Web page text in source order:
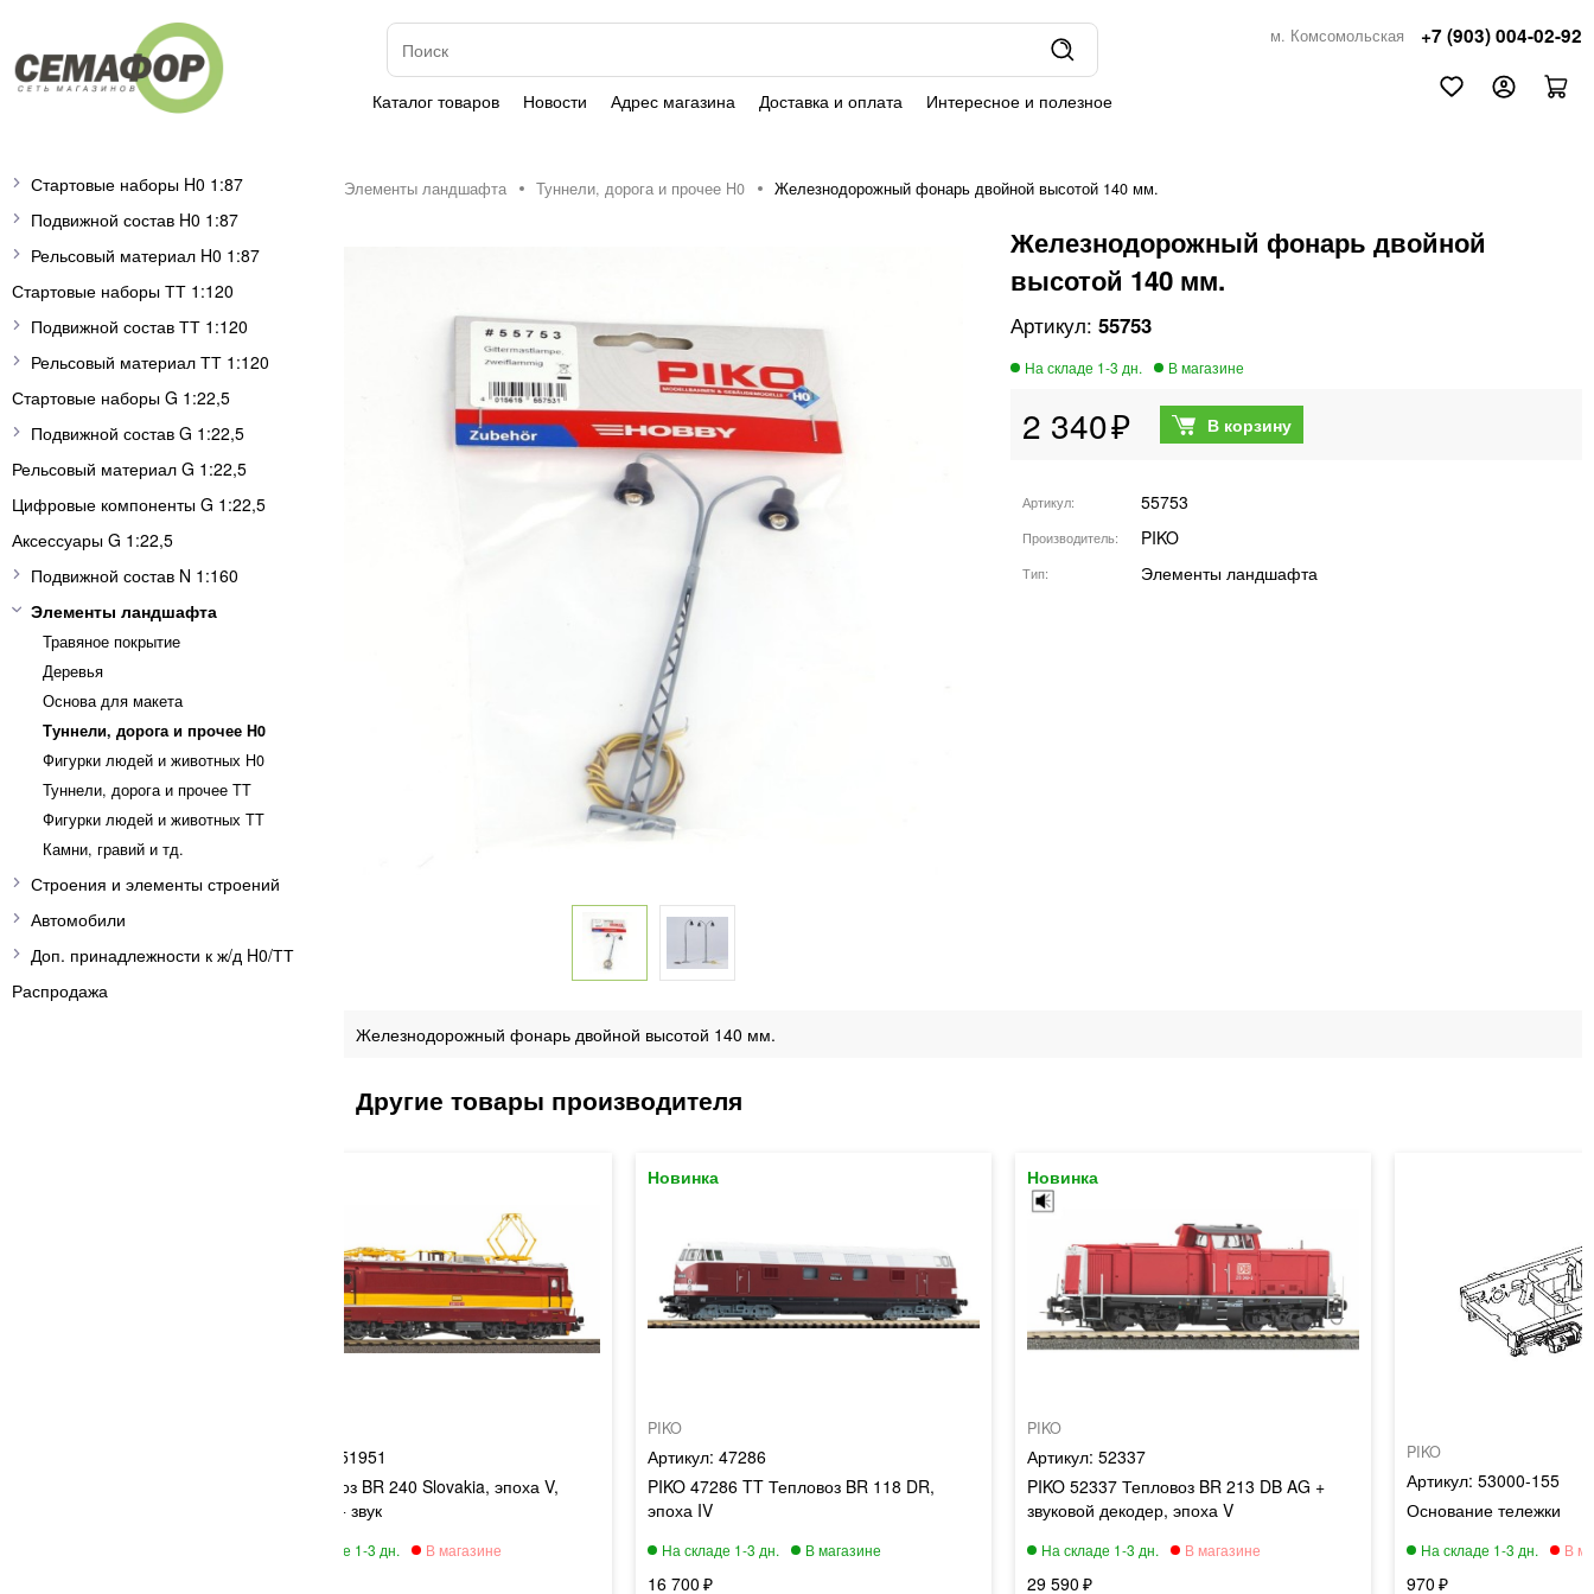
Каталог товаров Новости Адрес магазина Доставка и оплата Интересное и полезное
м. Комсомольская +7 (903) 004-02-92
Стартовые наборы H0 1:87
Подвижной состав H0 1:87
Рельсовый материал H0 1:87
Стартовые наборы ТТ 1:120
Подвижной состав ТТ 1:120
Рельсовый материал ТТ 1:120
Стартовые наборы G 1:22,5
Подвижной состав G 1:22,5
Рельсовый материал G 1:22,5
Цифровые компоненты G 1:22,5
Аксессуары G 1:22,5
Подвижной состав N 1:160
Элементы ландшафта
Травяное покрытие
Деревья
Основа для макета
Туннели, дорога и прочее H0
Фигурки людей и животных H0
Туннели, дорога и прочее TT
Фигурки людей и животных TT
Камни, гравий и тд.
Строения и элементы строений
Автомобили
Доп. принадлежности к ж/д H0/ТТ
Распродажа
Элементы ландшафта Туннели, дорога и прочее H0 Железнодорожный фонарь двойной высотой 140 мм.
Железнодорожный фонарь двойной
высотой 140 мм.
55753
2 340
Артикул 55753
Производитель PIKO
Тип Элементы ландшафта
Железнодорожный фонарь двойной высотой 140 мм.
51951
Электровоз BR 240 Slovakia, эпоха V,
декодер + звук
PIKO
47286
PIKO 47286 TT Тепловоз BR 118 DR,
эпоха IV
16 700
PIKO
52337
PIKO 52337 Тепловоз BR 213 DB AG +
звуковой декодер, эпоха V
29 590
PIKO
53000-155
Основание тележки
970